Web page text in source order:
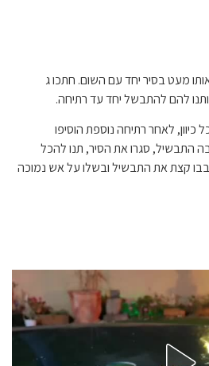
ו מעט בסיר יחד עם השום. חתכו ג
ו להם להתבשל יחד עד רתיחה.
כיוון, לאחר רתיחה נוספת הוסיפו
התבשיל, סגרו את הסיר, תנו להכל
קצת את התבשיל ובשלו על אש נמוכה